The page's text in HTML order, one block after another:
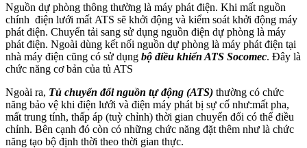
Nguồn dự phòng thông thường là máy phát điện. Khi mất nguồn
chính điện lưới mất ATS sẽ khởi động và kiểm soát khởi động máy
phát điện. Chuyển tải sang sử dụng nguồn điện dự phòng là máy
phát điện. Ngoài dùng kết nối nguồn dự phòng là máy phát điện tại
nhà máy điện cũng có sử dụng bộ điều khiển ATS Socomec. Đây là
chức năng cơ bản của tủ ATS
Ngoài ra, Tủ chuyển đổi nguồn tự động (ATS) thường có chức
năng bảo vệ khi điện lưới và điện máy phát bị sự cố như:mất pha,
mất trung tính, thấp áp (tuỳ chỉnh) thời gian chuyển đổi có thể điều
chỉnh. Bên cạnh đó còn có những chức năng đặt thêm như là chức
năng tạo bộ định thời theo thời gian thực.